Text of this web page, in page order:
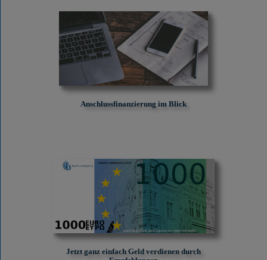
Anschlussfinanzierung im Blick
Jetzt ganz einfach Geld verdienen durch